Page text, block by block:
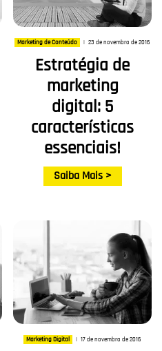
Marketing de Conteúdo | 23 de novembro de 2016
Estratégia de
marketing
digital: 5
características
essenciais!
Saiba Mais >
Marketing Digital | 17 de novembro de 2016